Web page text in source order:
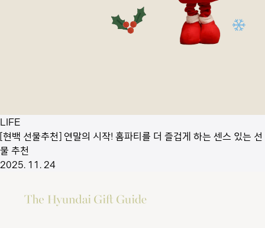
LIFE
[현백 선물추천] 연말의 시작! 홈파티를 더 즐겁게 하는 센스 있는 선
물 추천
2025. 11. 24